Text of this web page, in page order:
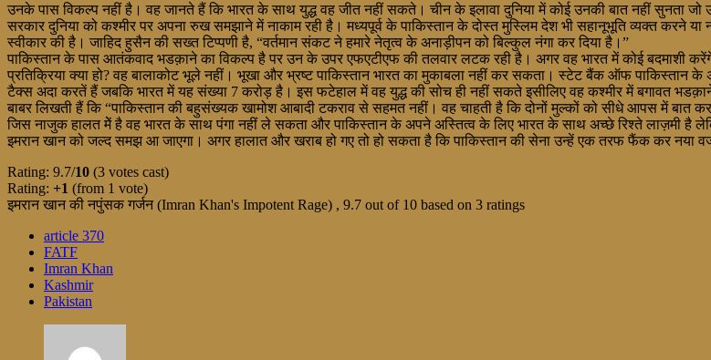
उनके पास विकल्प नहीं है। वह जानते हैं कि भारत के साथ युद्ध वह जीत नहीं सकते। चीन के इलावा दुनिया में कोई उनकी बात नहीं सुनता जो
सरकार दुनिया को कश्मीर पर अपना रुख समझाने में नाकाम रही है। मध्यपूर्व के पाकिस्तान के दोस्त मुस्लिम देश भी सहानूभूति व्यक्त करने
स्वीकार की है। जाहिद हुसैन की सख्त टिप्पणी है, “वर्तमान संकट ने हमारे नेतृत्व के अनाड़ीपन को बिल्कुल नंगा कर दिया है।”
पाकिस्तान के पास आतंकवाद भडक़ाने का विकल्प है पर उन के उपर एफएटीएफ की तलवार लटक रही है। अगर वह भारत में कोई बदमाशी
प्रतिक्रिया क्या हो? वह बालाकोट भूले नहीं। भूखा और भ्रष्ट पाकिस्तान भारत का मुकाबला नहीं कर सकता। स्टेट बैंक ऑफ पाकिस्तान
टैक्स अदा करतें हैं जबकि भारत में यह संख्या 7 करोड़ है। इस फटेहाल में वह युद्ध की सोच ही नहीं सकते इसीलिए वह कश्मीर में बगावत भडक़ाने
बाबर लिखती हैं कि “पाकिस्तान की बहुसंख्यक खामोश आबादी टकराव से सहमत नहीं। वह चाहती है कि दोनों मुल्कों को सीधे आपस में बात
जिस नाजुक हालत मेें है वह भारत के साथ पंगा नहीं ले सकता और पाकिस्तान के अपने अस्तित्व के लिए भारत के साथ अच्छे रिश्ते लाज़मी है
इमरान खान को जल्द समझ आ जाएगा। अगर हालात और खराब हो गए तो हो सकता है कि पाकिस्तान की सेना उन्हें एक तरफ फैंक कर नया
Rating: 9.7/10 (3 votes cast)
Rating: +1 (from 1 vote)
इमरान खान की नपुंसक गर्जन (Imran Khan's Impotent Rage) , 9.7 out of 10 based on 3 ratings
article 370
FATF
Imran Khan
Kashmir
Pakistan